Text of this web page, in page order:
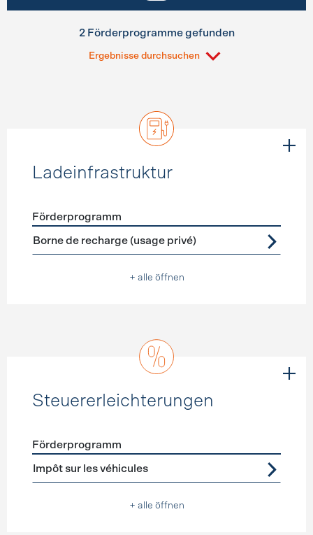
2 Förderprogramme gefunden
Ergebnisse durchsuchen
Ladeinfrastruktur
Förderprogramme Ladeinfrastruktur
Förderprogramm
Borne de recharge (usage privé)
+ alle öffnen
Steuererleichterungen
Förderprogramme Steuererleichterungen
Förderprogramm
Impôt sur les véhicules
+ alle öffnen